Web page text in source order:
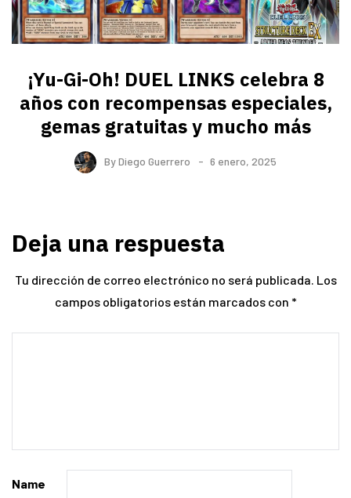
¡Yu-Gi-Oh! DUEL LINKS celebra 8
años con recompensas especiales,
gemas gratuitas y mucho más
ByDiego Guerrero 6 enero, 2025
Deja una respuesta
Tu dirección de correo electrónico no será publicada. Los
campos obligatorios están marcados con *
Name